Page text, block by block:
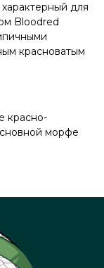
для
Bloodred
красноватым
красно-
морфе